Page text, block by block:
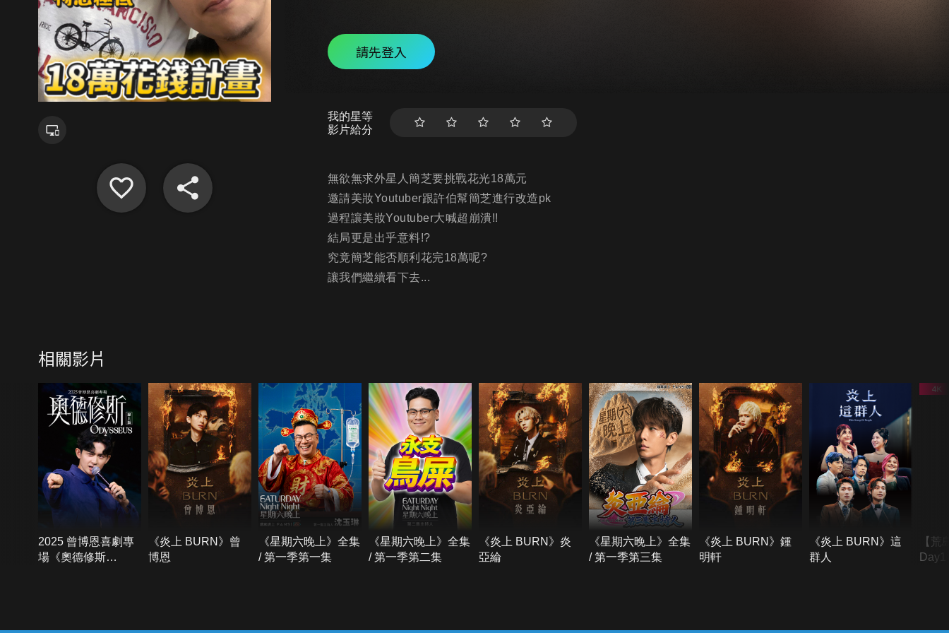
請先登入
我的星等
影片給分
無欲無求外星人簡芝要挑戰花光18萬元
邀請美妝Youtuber跟許伯幫簡芝進行改造pk
過程讓美妝Youtuber大喊超崩潰!!
結局更是出乎意料!?
究竟簡芝能否順利花完18萬呢?
讓我們繼續看下去...
相關影片
2025 曾博恩喜劇專
場《奧德修斯
《炎上 BURN》曾
博恩
《星期六晚上》全集
/ 第一季第一集
《星期六晚上》全集
/ 第一季第二集
《炎上 BURN》炎
亞綸
《星期六晚上》全集
/ 第一季第三集
《炎上 BURN》鍾
明軒
《炎上 BURN》這
群人
【荒